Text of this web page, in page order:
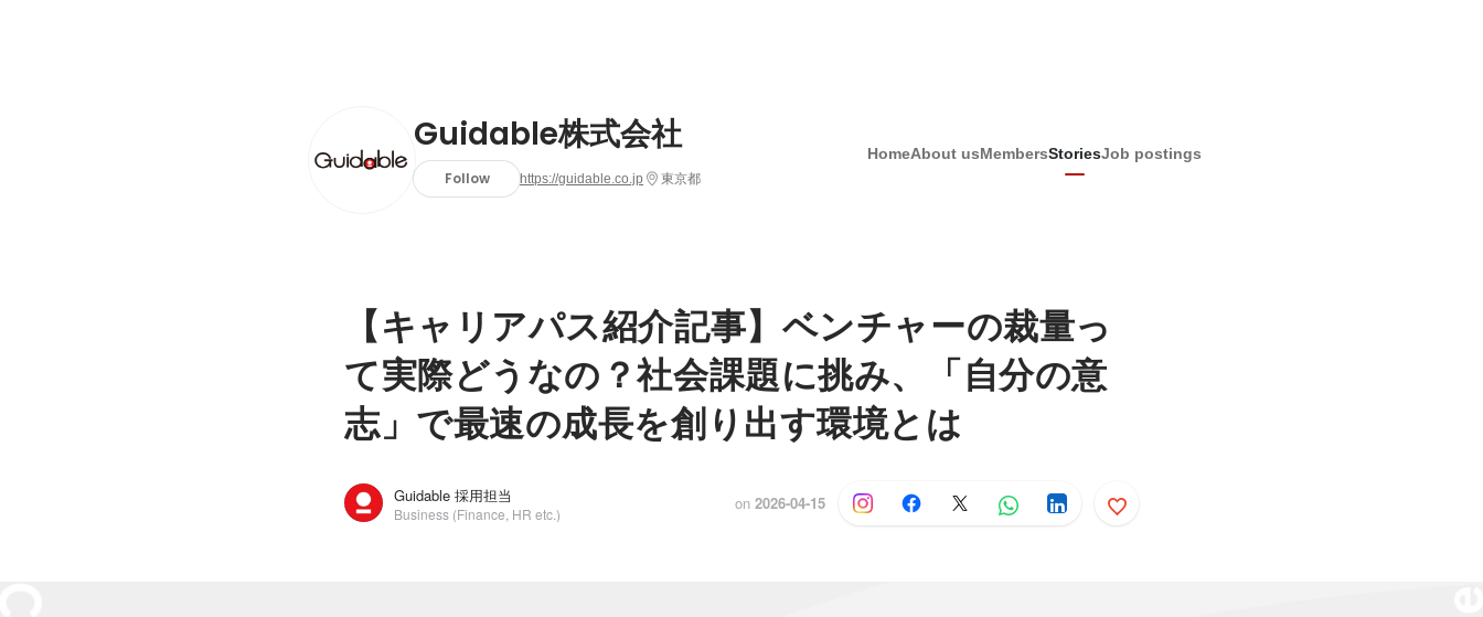
Guidable株式会社
Follow https://guidable.co.jp 東京都
HomeAbout usMembersStoriesJob postings
【キャリアパス紹介記事】ベンチャーの裁量っ
て実際どうなの？社会課題に挑み、「自分の意
志」で最速の成長を創り出す環境とは
Guidable 採用担当
Business (Finance, HR etc.)
on 2026-04-15